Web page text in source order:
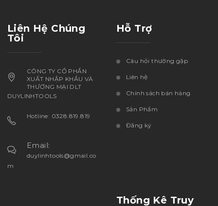
Liên Hệ Chúng
Tôi
CÔNG TY CỔ PHẦN
XUẤT NHẬP KHẨU VÀ
THƯƠNG MẠI DLT
DUYLINHTOOLS
Hotline: 0328.819.819
Email:
duylinhtools@gmail.co
m
Hỗ Trợ
Câu hỏi thường gặp
Liên hệ
Chính sách bán hàng
Sản Phẩm
Đăng ký
Thống Kê Truy